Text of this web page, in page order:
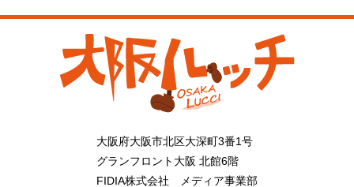
大阪府大阪市北区大深町3番1号
グランフロント大阪 北館6階
FIDIA株式会社 メディア事業部